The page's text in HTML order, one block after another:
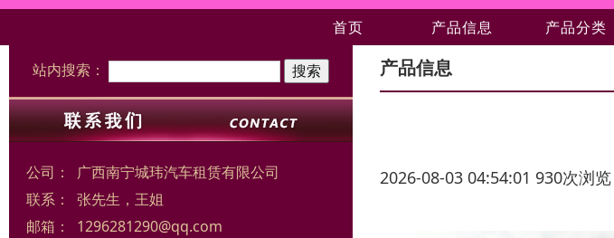
首页 产品信息 产品分类
站内搜索：
公司：
广西南宁城玮汽车租赁有限公司
联系：
张先生，王姐
邮箱：
1296281290@qq.com
产品信息
2026-08-03 04:54:01 930次浏览